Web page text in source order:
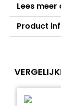
Lees
Product